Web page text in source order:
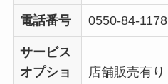
電話番号 0550-84-1178
サービス
オプショ
店舗販売有り